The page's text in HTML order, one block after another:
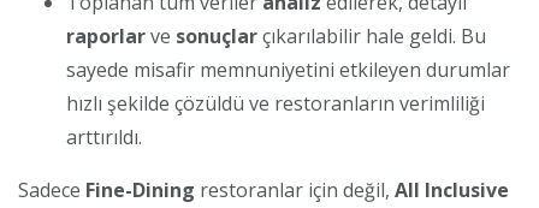
raporlarve sonuçlarçıkarılabilir hale geldi. Bu
sayede misafir memnuniyetini etkileyen durumlar
hızlı şekilde çözüldü ve restoranların verimliliği
arttırıldı.
Sadece Fine-Dining restoranlar için değil, All Inclusive